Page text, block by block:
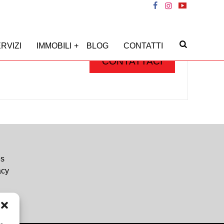
IMMOBILI BLOG CONTATTI
CONTATTACI